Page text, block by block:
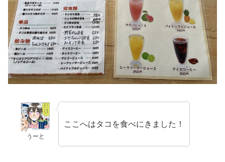
うーと
ここへはタコを食べにきました！